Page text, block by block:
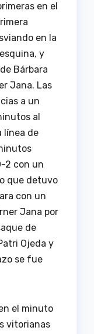
en el
en la
y
Bárbara
Jana. Las
a un
al
línea de
2 con un
que detuvo
con un
Jana por
de
Ojeda y
se fue
el minuto
vitorianas